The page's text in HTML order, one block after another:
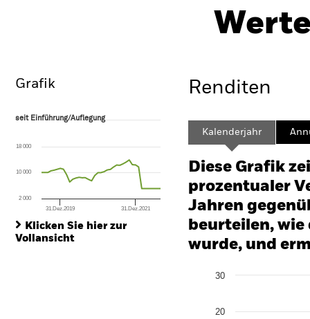
Wertentwicklung
Grafik
seit Einführung/Auflegung
The chart has 1 X axis displaying Time. Range: 2008-04-30 00:00:00 to
The chart has 1 Y axis displaying values. Range: -80 to 160.
seit Einführung/Auflegung
31.Dez.2019 31.Dez.2021
2 000
10 000
18 000
Klicken Sie hier zur
Vollansicht
Renditen
Kalenderjahr
Diese Grafik
prozentualer
Jahren
beurteilen,
wurde, und
Bar chart with 2 data
20
30